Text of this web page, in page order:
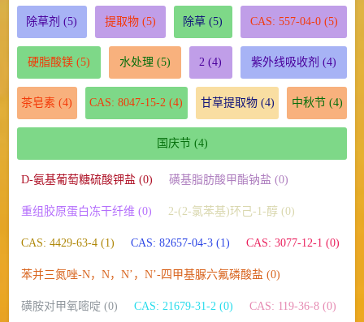
除草剂 (5) 提取物(5) 除草 (5) CAS: 557-04-0(5)
硬脂酸镁(5) 水处理 (5) 2 (4) 紫外线吸收剂 (4)
茶皂素 (4) CAS: 8047-15-2 (4) 甘草提取物(4) 中秋节(4)
国庆节(4)
D-氨基葡萄糖硫酸钾盐 (0) 磺基脂肪酸甲酯钠盐 (0)
重组胶原蛋白冻干纤维 (0) 2-(2-氯苯基)环己-1-醇 (0)
CAS: 4429-63-4 (1) CAS: 82657-04-3 (1) CAS: 3077-12-1 (0)
苯并三氮唑-N，N，N’，N’-四甲基脲六氟磷酸盐 (0)
磺胺对甲氧嘧啶 (0) CAS: 21679-31-2 (0) CAS: 119-36-8 (0)